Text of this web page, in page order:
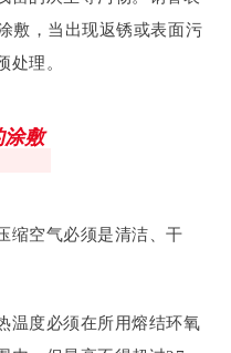
敷，当出现返锈或表面污
处理。
涂敷
缩空气必须是清洁、干
温度必须在所用熔结环氧